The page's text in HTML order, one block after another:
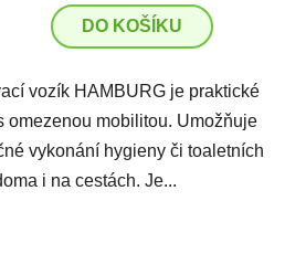
DO KOŠÍKU
vozík HAMBURG je praktické
omezenou mobilitou. Umožňuje
vykonání hygieny či toaletních
i na cestách. Je...